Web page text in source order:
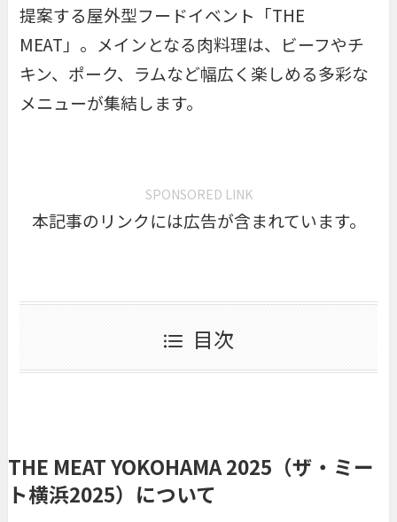
提案する屋外型フードイベント「THE
MEAT」。メインとなる肉料理は、ビーフやチ
キン、ポーク、ラムなど幅広く楽しめる多彩な
メニューが集結します。
SPONSORED LINK
本記事のリンクには広告が含まれています。
目次
THE MEAT YOKOHAMA 2025（ザ・ミー
ト横浜2025）について